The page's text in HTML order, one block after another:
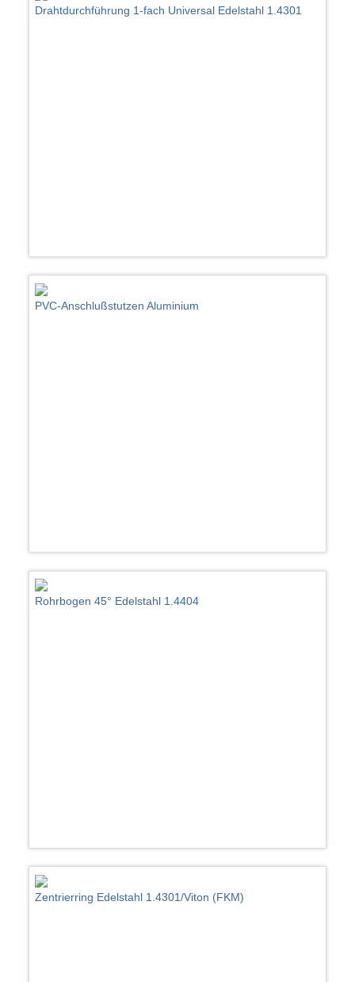
Drahtdurchführung 1-fach Universal Edelstahl 1.4301
PVC-Anschlußstutzen Aluminium
Rohrbogen 45° Edelstahl 1.4404
Zentrierring Edelstahl 1.4301/Viton (FKM)